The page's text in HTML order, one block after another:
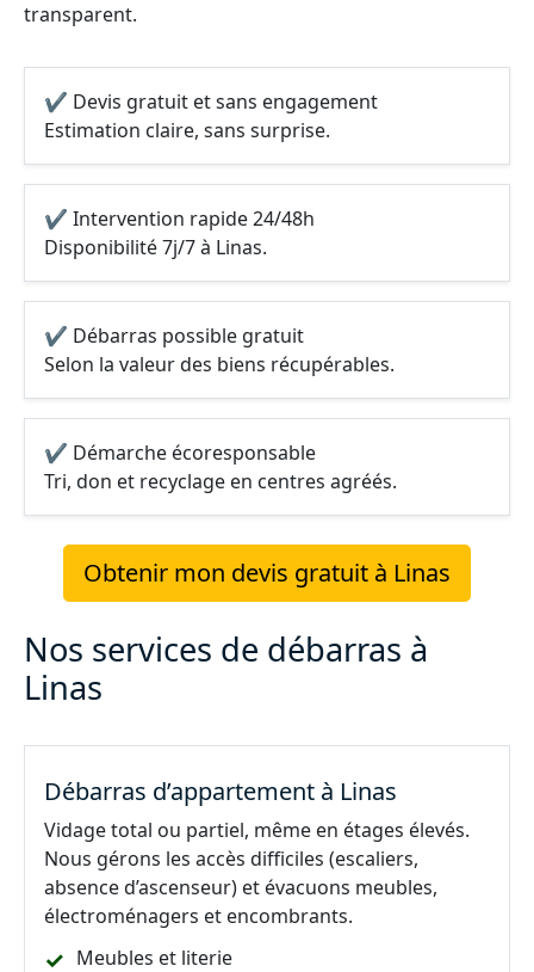
transparent.
✔ Devis gratuit et sans engagement
Estimation claire, sans surprise.
✔ Intervention rapide 24/48h
Disponibilité 7j/7 à Linas.
✔ Débarras possible gratuit
Selon la valeur des biens récupérables.
✔ Démarche écoresponsable
Tri, don et recyclage en centres agréés.
Obtenir mon devis gratuit à Linas
Nos services de débarras à
Linas
Débarras d’appartement à Linas
Vidage total ou partiel, même en étages élevés.
Nous gérons les accès difficiles (escaliers,
absence d’ascenseur) et évacuons meubles,
électroménagers et encombrants.
Meubles et literie